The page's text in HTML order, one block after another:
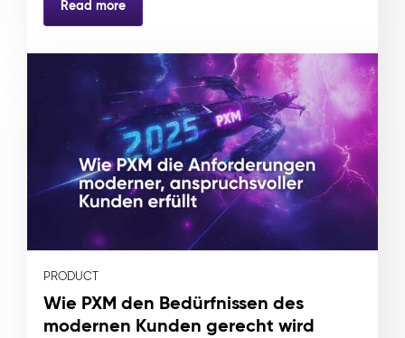
Read more
PRODUCT
Wie PXM den Bedürfnissen des
modernen Kunden gerecht wird